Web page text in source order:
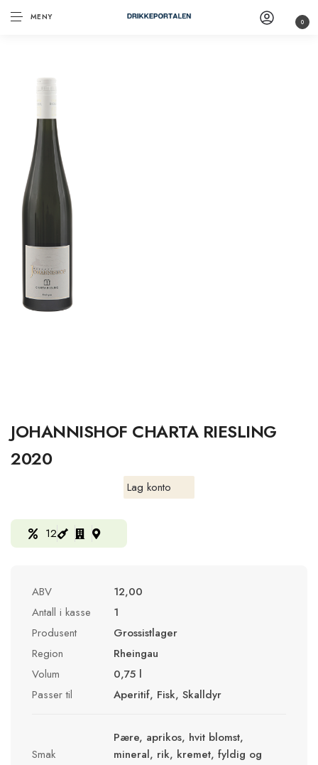
MENY 0
JOHANNISHOF CHARTA RIESLING
2020
Lag konto
12
ABV
12,00
Antall i kasse
1
Produsent
Grossistlager
Region
Rheingau
Volum
0,75 l
Passer til
Aperitif, Fisk, Skalldyr
Smak
Pære, aprikos, hvit blomst,
mineral, rik, kremet, fyldig og